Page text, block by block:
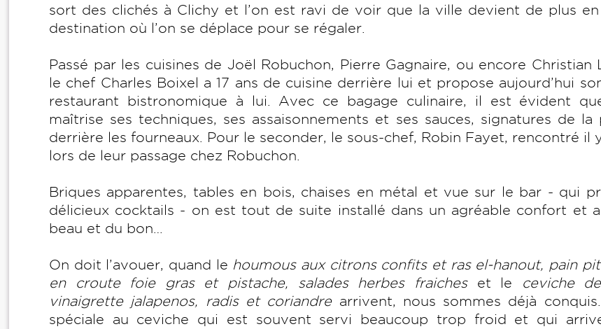
sort des clichés à Clichy et l’on est ravi de voir que la ville devient de plus
destination où l’on se déplace pour se régaler.
Passé par les cuisines de Joël Robuchon, Pierre Gagnaire, ou encore Christian
le chef Charles Boixel a 17 ans de cuisine derrière lui et propose aujourd’hui
restaurant bistronomique à lui. Avec ce bagage culinaire, il est évident
maîtrise ses techniques, ses assaisonnements et ses sauces, signatures de la
derrière les fourneaux. Pour le seconder, le sous-chef, Robin Fayet, rencontré il y
lors de leur passage chez Robuchon.
Briques apparentes, tables en bois, chaises en métal et vue sur le bar - qui
délicieux cocktails - on est tout de suite installé dans un agréable confort et
beau et du bon…
On doit l’avouer, quand le houmous aux citrons confits et ras el-hanout, pain
en croute foie gras et pistache, salades herbes fraicheset le
ceviche
vinaigrette jalapenos, radis et coriandrearrivent, nous sommes déjà
spéciale au ceviche qui est souvent servi beaucoup trop froid et qui